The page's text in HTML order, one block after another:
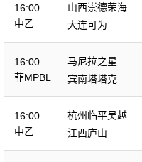
16:00
中乙
山西崇德荣海
大连可为
16:00
菲MPBL
马尼拉之星
宾南塔塔克
16:00
中乙
杭州临平吴越
江西庐山